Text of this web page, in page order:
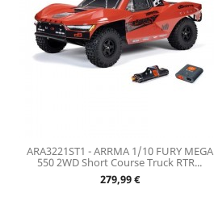
ARA3221ST1 - ARRMA 1/10 FURY MEGA
550 2WD Short Course Truck RTR...
Prix
279,99 €